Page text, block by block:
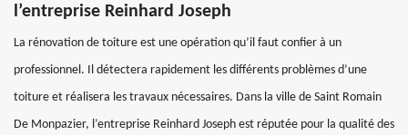
l’entreprise Reinhard Joseph
La rénovation de toiture est une opération qu’il faut confier à un
professionnel. Il détectera rapidement les différents problèmes d’une
toiture et réalisera les travaux nécessaires. Dans la ville de Saint Romain
De Monpazier, l’entreprise Reinhard Joseph est réputée pour la qualité des